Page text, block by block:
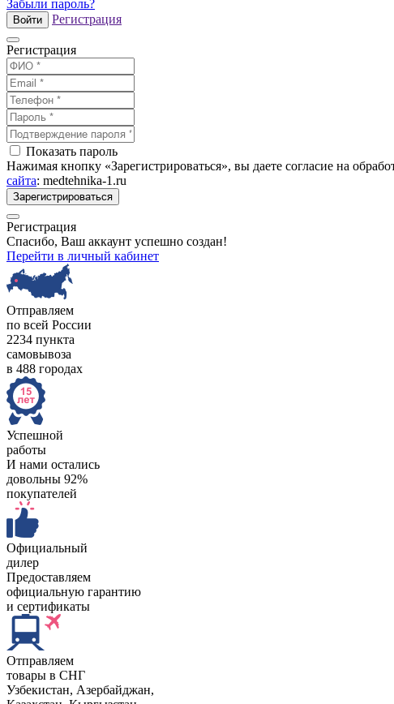
Забыли пароль?
Войти Регистрация
Регистрация
Показать пароль
Нажимая кнопку «Зарегистрироваться», вы даете согласие на
сайта: medtehnika-1.ru
Зарегистрироваться
Регистрация
Спасибо, Ваш аккаунт успешно создан!
Перейти в личный кабинет
Отправляем
по всей России
2234 пункта
самовывоза
в 488 городах
Успешной
работы
И нами остались
довольны 92%
покупателей
Официальный
дилер
Предоставляем
официальную гарантию
и сертификаты
Отправляем
товары в СНГ
Узбекистан, Aзербайджан,